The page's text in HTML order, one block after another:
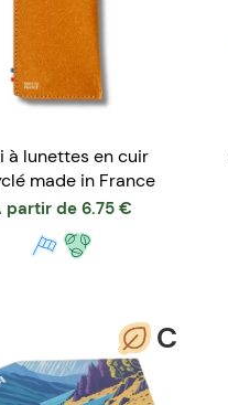
à lunettes en cuir
made in France
partir de 6.75 €
C